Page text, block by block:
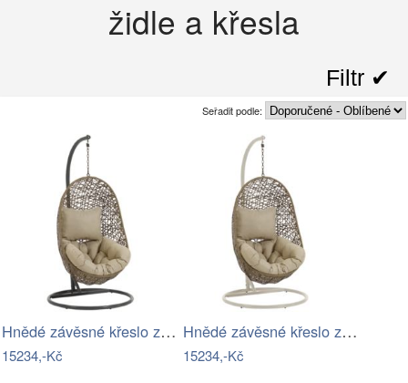
židle a křesla
Filtr ✔︎
Seřadit podle:
Hnědé závěsné křeslo z umělého ratanu…
15234,-Kč
Hnědé závěsné křeslo z umělého ratanu…
15234,-Kč